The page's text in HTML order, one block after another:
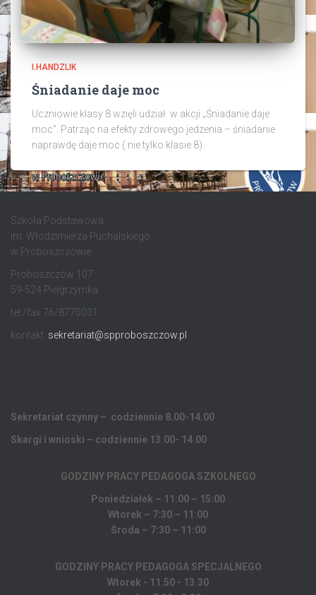
I.HANDZLIK
Śniadanie daje moc
Uczniowie klasy 8 wzięli udział w akcji „Śniadanie daje
moc”. Patrząc na efekty zdrowego jedzenia – śniadanie
naprawdę daje moc ( nie tylko klasie 8).
Szkoła Podstawowa
im. Włodzimierza Puchalskiego
w Proboszczowie
Proboszczów 107
59-524 Pielgrzymka
tel./fax 76/8775031
kontakt: sekretariat@spproboszczow.pl
Sekretariat czynny – codziennie 8.00-14.00
Skargi i wnioski – codziennie 13.00- 14.00
GODZINY PRACY PEDAGOGA SZKOLNEGO
Poniedziałek – 11:00 – 15:00
Wtorek – 7:30 – 11:00
Środa – 7:30 – 11:00
GODZINY PRACY PEDAGOGA SPECJALNEGO
Wtorek - 11.50 - 13.30